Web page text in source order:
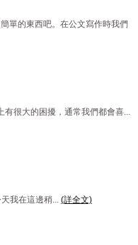
單的東西吧。在公文寫作時我們
有很大的困擾，通常我們都會喜...
我在這邊稍... (詳全文)